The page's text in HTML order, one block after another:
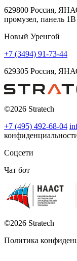
629800 Россия,
промузел, панель 1В
Новый Уренгой
+7 (3494) 91-73-44
629305 Россия,
©2026 Stratech
+7 (495) 492-68-04
Соцсети
Чат бот
©2026 Stratech
Политика